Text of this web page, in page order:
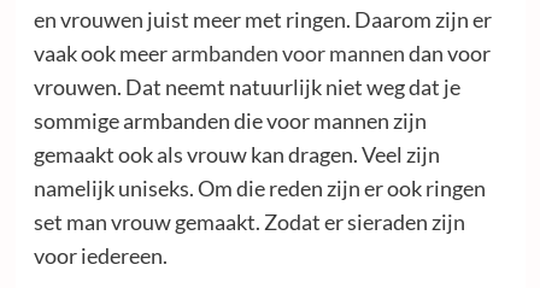
en vrouwen juist meer met ringen. Daarom zijn er
vaak ook meerarmbanden voor mannendan voor
vrouwen. Dat neemt natuurlijk niet weg dat je
sommige armbanden die voor mannen zijn
gemaakt ook als vrouw kan dragen. Veel zijn
namelijk uniseks. Om die reden zijn er ook ringen
set man vrouw gemaakt. Zodat er sieraden zijn
voor iedereen.